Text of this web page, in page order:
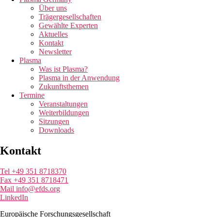
Über uns
Trägergesellschaften
Gewählte Experten
Aktuelles
Kontakt
Newsletter
Plasma
Was ist Plasma?
Plasma in der Anwendung
Zukunftsthemen
Termine
Veranstaltungen
Weiterbildungen
Sitzungen
Downloads
Kontakt
Tel +49 351 8718370
Fax +49 351 8718471
Mail info@efds.org
LinkedIn
Europäische Forschungsgesellschaft